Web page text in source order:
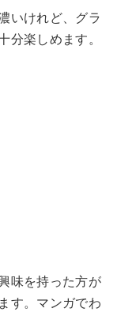
いけれど、グラ
分楽しめます。
味を持った方が
す。マンガでわ